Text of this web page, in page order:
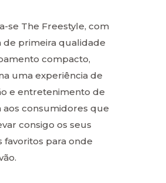
se The Freestyle, com
de primeira qualidade
compacto,
uma experiência de
e entretenimento de
aos consumidores que
consigo os seus
favoritos para onde